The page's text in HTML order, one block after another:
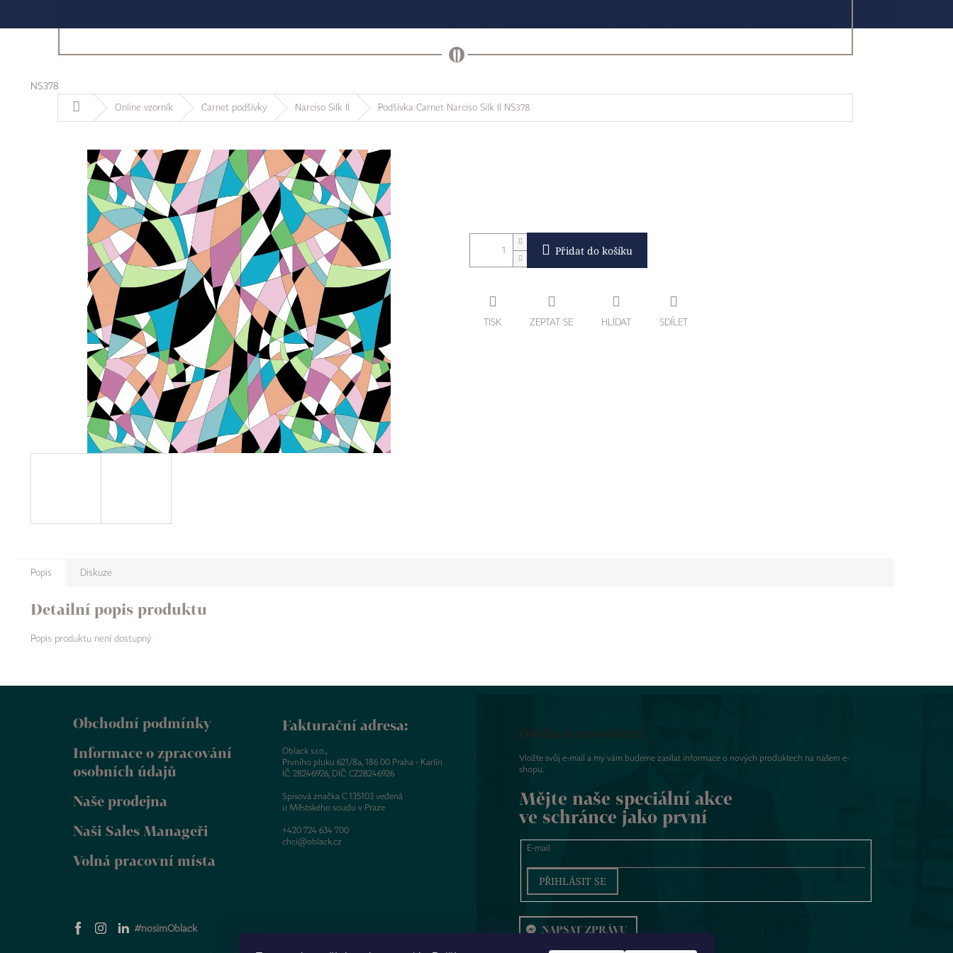
NS378
Domů Online vzorník Carnet podšívky Narciso Silk II Podšívka Carnet Narciso Silk II NS378
Přidat do košíku
TISK ZEPTAT SE HLÍDAT SDÍLET
Popis Diskuze
Detailní popis produktu
Popis produktu není dostupný
Obchodní podmínky
Informace o zpracování
osobních údajů
Naše prodejna
Naši Sales Manageři
Volná pracovní místa
#nosimOblack
Fakturační adresa:
Oblack s.r.o.,
Prvního pluku 621/8a, 186 00 Praha - Karlín
IČ: 28246926, DIČ: CZ28246926
Spisová značka C 135103 vedená
u Městského soudu v Praze
+420 724 634 700
chci@oblack.cz
Odebírat newsletter
Vložte svůj e-mail a my vám budeme zasílat informace o nových produktech na našem e-
shopu.
Mějte naše speciální akce
ve schránce jako první
E-mail
PŘIHLÁSIT SE
NAPSAT ZPRÁVU